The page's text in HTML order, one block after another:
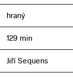
hraný
129 min
Jiří Sequens